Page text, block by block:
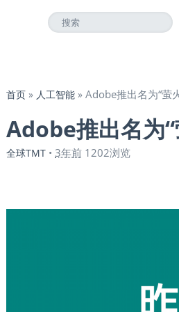
首页 » 人工智能 » Adobe推出名为“萤
Adobe推出名为
全球TMT • 3年前 1202浏览